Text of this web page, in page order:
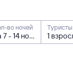
во ночей Туристы